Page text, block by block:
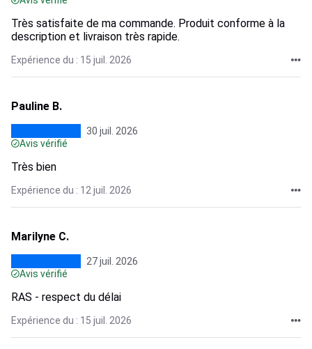
Très satisfaite de ma commande. Produit conforme à la
description et livraison très rapide.
Expérience du : 15 juil. 2026
Pauline B.
30 juil. 2026
Avis vérifié
Très bien
Expérience du : 12 juil. 2026
Marilyne C.
27 juil. 2026
Avis vérifié
RAS - respect du délai
Expérience du : 15 juil. 2026